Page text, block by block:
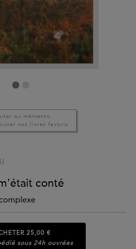
au mémento
vos livres favoris
conté
25,00 €
sous 24h ouvrées